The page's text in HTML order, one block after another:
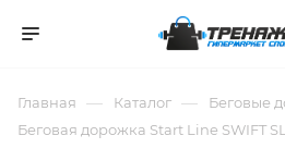
Главная — Каталог — Беговые
Беговая дорожка Start Line SWIFT